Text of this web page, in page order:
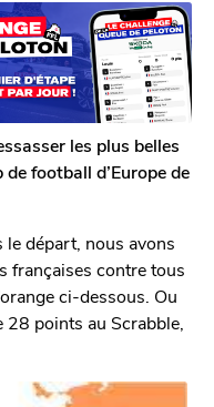
les plus belles
football d’Europe de
le départ, nous avons
françaises contre tous
ci-dessous. Ou
points au Scrabble,